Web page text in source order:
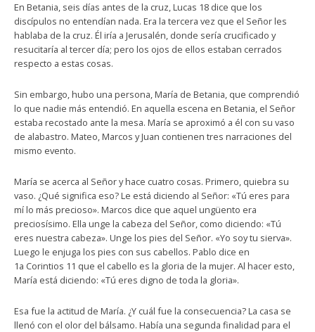
En Betania, seis días antes de la cruz, Lucas 18 dice que los
discípulos no entendían nada. Era la tercera vez que el Señor les
hablaba de la cruz. Él iría a Jerusalén, donde sería crucificado y
resucitaría al tercer día; pero los ojos de ellos estaban cerrados
respecto a estas cosas.
Sin embargo, hubo una persona, María de Betania, que comprendió
lo que nadie más entendió. En aquella escena en Betania, el Señor
estaba recostado ante la mesa. María se aproximó a él con su vaso
de alabastro. Mateo, Marcos y Juan contienen tres narraciones del
mismo evento.
María se acerca al Señor y hace cuatro cosas. Primero, quiebra su
vaso. ¿Qué significa eso? Le está diciendo al Señor: «Tú eres para
mí lo más precioso». Marcos dice que aquel ungüento era
preciosísimo. Ella unge la cabeza del Señor, como diciendo: «Tú
eres nuestra cabeza». Unge los pies del Señor. «Yo soy tu sierva».
Luego le enjuga los pies con sus cabellos. Pablo dice en
1a Corintios 11 que el cabello es la gloria de la mujer. Al hacer esto,
María está diciendo: «Tú eres digno de toda la gloria».
Esa fue la actitud de María. ¿Y cuál fue la consecuencia? La casa se
llenó con el olor del bálsamo. Había una segunda finalidad para el